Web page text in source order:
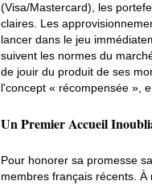
(Visa/Mastercard), les
claires. Les
lancer dans le jeu
suivent les normes du
de jouir du produit de ses
l'concept « récompensée »,
Un Premier Accueil
Pour honorer sa promesse
membres français récents.